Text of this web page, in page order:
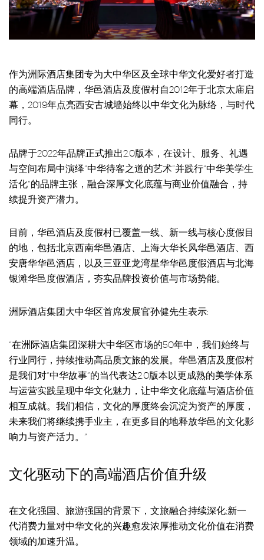
作为洲际酒店集团专为大中华区及全球中华文化爱好者打造
的高端酒店品牌，华邑酒店及度假村自2012年于北京太庙启
幕，2019年点亮西安古城墙始终以中华文化为脉络，与时代
同行。
品牌于2022年品牌正式推出2.0版本，在设计、服务、礼遇
与空间布局中演绎“中华待客之道的艺术”并践行“中华美学生
活化”的品牌主张，融合深厚文化底蕴与商业价值融合，持
续提升资产潜力。
目前，华邑酒店及度假村已覆盖一线、新一线与核心度假目
的地，包括北京西南华邑酒店、上海大华长风华邑酒店、西
安唐华华邑酒店，以及三亚亚龙湾星华华邑度假酒店与北海
银滩华邑度假酒店，夯实品牌投资价值与市场势能。
洲际酒店集团大中华区首席发展官孙健先生表示:
“在洲际酒店集团深耕大中华区市场的50年中，我们始终与
行业同行，持续推动高品质文旅的发展。华邑酒店及度假村
是我们对“中华故事”的当代表达2.0版本以更成熟的美学体系
与运营实践呈现中华文化魅力，让中华文化底蕴与酒店价值
相互成就。我们相信，文化的厚度终会沉淀为资产的厚度，
未来我们将继续携手业主，在更多目的地释放华邑的文化影
响力与资产活力。”
文化驱动下的高端酒店价值升级
在文化强国、旅游强国的背景下，文旅融合持续深化;新一
代消费力量对中华文化的兴趣愈发浓厚推动文化价值在消费
领域的加速升温。